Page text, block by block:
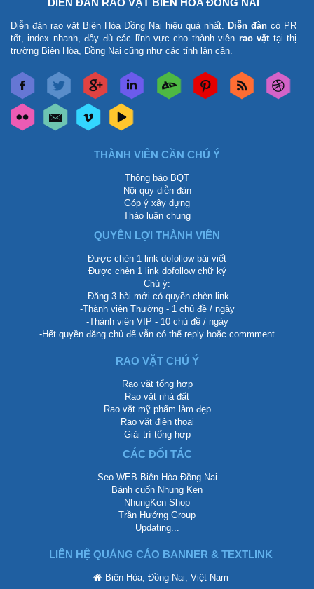
DIỄN ĐÀN RAO VẶT BIÊN HÒA ĐỒNG NAI
Diễn đàn rao vặt Biên Hòa Đồng Nai hiệu quả nhất. Diễn đàn có PR
tốt, index nhanh, đầy đủ các lĩnh vực cho thành viên rao vặttại thị
trường Biên Hòa, Đồng Nai cũng như các tỉnh lân cận.
THÀNH VIÊN CẦN CHÚ Ý
Thông báo BQT
Nội quy diễn đàn
Góp ý xây dựng
Thảo luận chung
QUYỀN LỢI THÀNH VIÊN
Được chèn 1 link dofollow bài viết
Được chèn 1 link dofollow chữ ký
Chú ý:
-Đăng 3 bài mới có quyền chèn link
-Thành viên Thường - 1 chủ đề / ngày
-Thành viên VIP - 10 chủ đề / ngày
-Hết quyền đăng chủ để vẫn có thể reply hoặc commment
RAO VẶT CHÚ Ý
Rao vặt tổng hợp
Rao vặt nhà đất
Rao vặt mỹ phẩm làm đẹp
Rao vặt điện thoại
Giải trí tổng hợp
CÁC ĐỐI TÁC
Seo WEB Biên Hòa Đồng Nai
Bánh cuốn Nhung Ken
NhungKen Shop
Trần Hướng Group
Updating...
LIÊN HỆ QUẢNG CÁO BANNER & TEXTLINK
Biên Hòa, Đồng Nai, Việt Nam